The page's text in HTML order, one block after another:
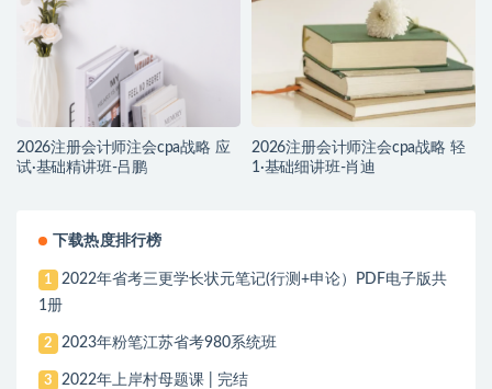
2026注册会计师注会cpa战略 应
试·基础精讲班-吕鹏
2026注册会计师注会cpa战略 轻
1·基础细讲班-肖迪
下载热度排行榜
1
2022年省考三更学长状元笔记(行测+申论）PDF电子版共
1册
2 2023年粉笔江苏省考980系统班
3 2022年上岸村母题课 | 完结